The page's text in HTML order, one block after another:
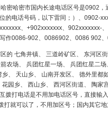
哈密哈密市国内长途电话区号是0902
的电话号码，以下雷同；）、0902-
、+902xxxxxxx、902xxxxxxx-
作0086-902、0086902、0086 902
区的 七角井镇、 三道岭矿区、 东河区
农场、 兵团红星一场、 兵团红星二
、 天山乡、 山南开发区、 德外里都
园乡、 西山乡、 西河区街道、 陶家
拨打电话是不用加电话区号，直接输
就可以了，不用加区号；国内其它